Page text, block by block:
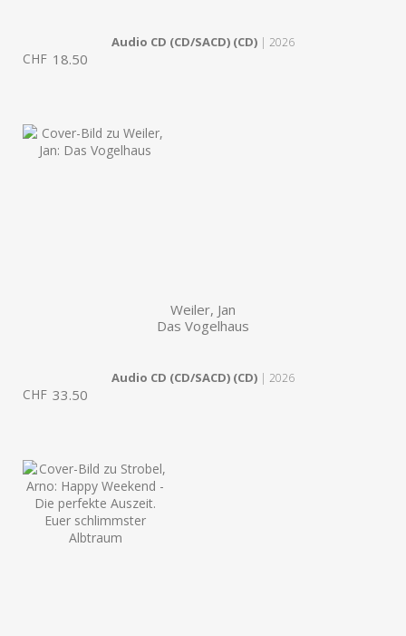
Audio CD (CD/SACD) (CD) | 2026
CHF 18.50
Weiler, Jan
Das Vogelhaus
Audio CD (CD/SACD) (CD) | 2026
CHF 33.50